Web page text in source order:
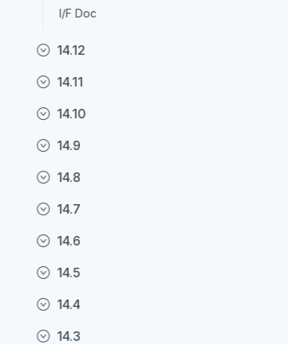
I/F Doc
14.12
14.11
14.10
14.9
14.8
14.7
14.6
14.5
14.4
14.3